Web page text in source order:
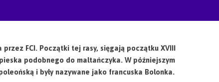
FCI. Początki tej rasy, sięgają początku XVIII
podobnego do maltańczyka. W późniejszym
i były nazywane jako francuska Bolonka.